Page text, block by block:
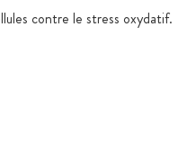
contre le stress oxydatif.